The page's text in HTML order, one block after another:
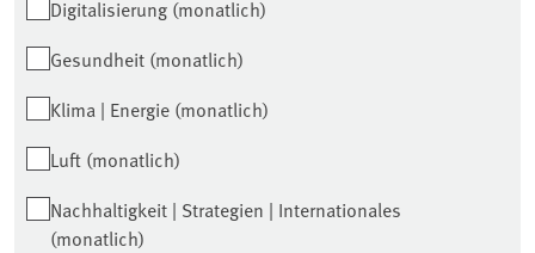
Digitalisierung (monatlich)
Gesundheit (monatlich)
Klima | Energie (monatlich)
Luft (monatlich)
Nachhaltigkeit | Strategien | Internationales
(monatlich)